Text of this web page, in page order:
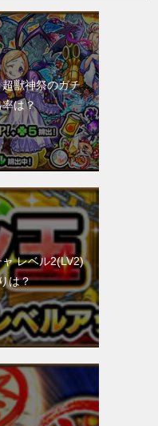
獣神祭のガチ
は？
レベル2(LV2)
は？